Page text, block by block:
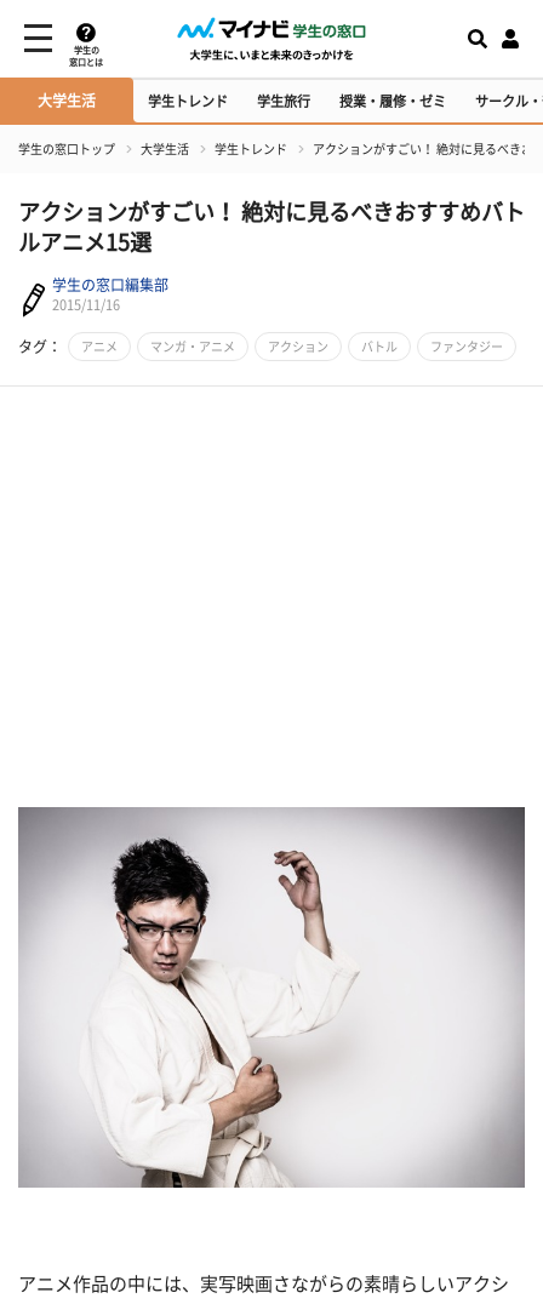
学生の
窓口とは
大学生活 学生トレンド 学生旅行 授業・履修・ゼミ サークル
学生の窓口トップ 大学生活 学生トレンド アクションがすごい！ 絶対に見るべきお
アクションがすごい！ 絶対に見るべきおすすめバト
ルアニメ15選
学生の窓口編集部
2015/11/16
タグ： アニメ マンガ・アニメ アクション バトル ファンタジー
アニメ作品の中には、実写映画さながらの素晴らしいアクシ